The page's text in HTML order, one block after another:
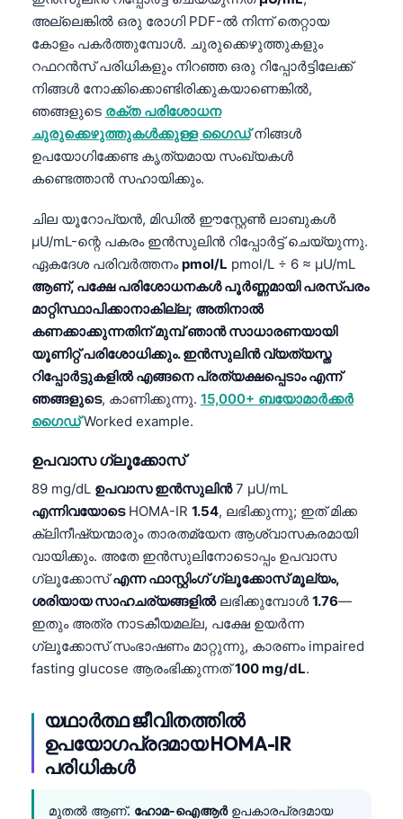
അല്ലെങ്കിൽ ഒരു രോഗി PDF-ൽ നിന്ന് തെറ്റായ
കോളം പകർത്തുമ്പോൾ. ചുരുക്കെഴുത്തുകളും
റഫറൻസ് പരിധികളും നിറഞ്ഞ ഒരു റിപ്പോർട്ടിലേക്ക്
നിങ്ങൾ നോക്കിക്കൊണ്ടിരിക്കുകയാണെങ്കിൽ,
ഞങ്ങളുടെ രക്ത പരിശോധന
ചുരുക്കെഴുത്തുകൾക്കുള്ള ഗൈഡ്നിങ്ങൾ
ഉപയോഗിക്കേണ്ട കൃത്യമായ സംഖ്യകൾ
കണ്ടെത്താൻ സഹായിക്കും.
ചില യൂറോപ്യൻ, മിഡിൽ ഈസ്റ്റേൺ ലാബുകൾ
µU/mL-ന്റെ പകരം ഇൻസുലിൻ റിപ്പോർട്ട് ചെയ്യുന്നു.
ഏകദേശ പരിവർത്തനംpmol/L pmol/L ÷ 6 ≈ µU/mL
ആണ്, പക്ഷേ പരിശോധനകൾ പൂർണ്ണമായി പരസ്പരം
മാറ്റിസ്ഥാപിക്കാനാകില്ല; അതിനാൽ
കണക്കാക്കുന്നതിന് മുമ്പ് ഞാൻ സാധാരണയായി
യൂണിറ്റ് പരിശോധിക്കും. ഇൻസുലിൻ വ്യത്യസ്ത
റിപ്പോർട്ടുകളിൽ എങ്ങനെ പ്രത്യക്ഷപ്പെടാം എന്ന്
ഞങ്ങളുടെ, കാണിക്കുന്നു. 15,000+ ബയോമാർക്കർ
ഗൈഡ്Worked example.
ഉപവാസ ഗ്ലൂക്കോസ്
89 mg/dL ഉപവാസ ഇൻസുലിൻ7 µU/mL
എന്നിവയോടെHOMA-IR 1.54, ലഭിക്കുന്നു; ഇത് മിക്ക
ക്ലിനീഷ്യന്മാരും താരതമ്യേന ആശ്വാസകരമായി
വായിക്കും. അതേ ഇൻസുലിനോടൊപ്പം ഉപവാസ
ഗ്ലൂക്കോസ്എന്ന ഫാസ്റ്റിംഗ് ഗ്ലൂക്കോസ് മൂല്യം,
ശരിയായ സാഹചര്യങ്ങളിൽലഭിക്കുമ്പോൾ 1.76—
ഇതും അത്ര നാടകീയമല്ല, പക്ഷേ ഉയർന്ന
ഗ്ലൂക്കോസ് സംഭാഷണം മാറ്റുന്നു, കാരണം impaired
fasting glucose ആരംഭിക്കുന്നത്100 mg/dL.
യഥാർത്ഥ ജീവിതത്തിൽ
ഉപയോഗപ്രദമായ HOMA-IR
പരിധികൾ
മുതൽ ആണ്. ഹോമ-ഐആർഉപകാരപ്രദമായ